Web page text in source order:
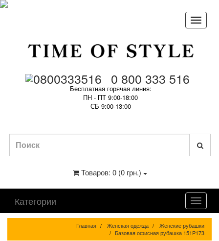
0 800 333 516
Бесплатная горячая линия:
ПН - ПТ 9:00-18:00
СБ 9:00-13:00
Товаров: 0 (0 грн.)
Категории
Главная Женская одежда
Женские рубашки
Базовая офисная рубашка 151P173